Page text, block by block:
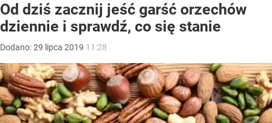
Od dziś zacznij jeść garść orzechów
dziennie i sprawdź, co się stanie
Dodano:29 lipca 2019 11:28